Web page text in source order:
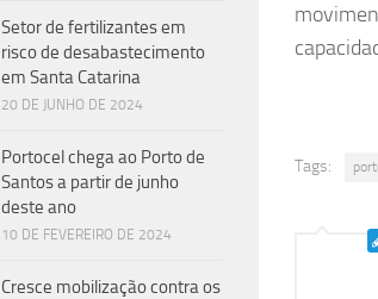
Tags:
Setor de fertilizantes em
risco de desabastecimento
em Santa Catarina
20 DE JUNHO DE 2024
Portocel chega ao Porto de
Santos a partir de junho
deste ano
10 DE FEVEREIRO DE 2024
Cresce mobilização contra os